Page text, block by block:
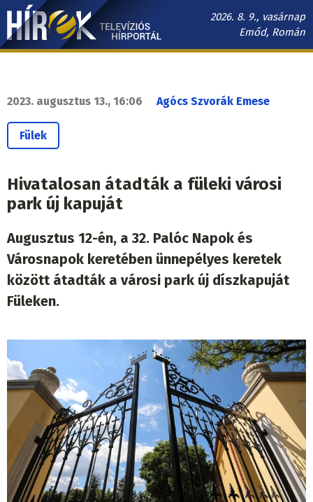
Ugrás
tartalomra
2026. 8. 9., vasárnap
Emőd, Román
Hírek.sk
2023. augusztus 13., 16:06 Agócs Szvorák Emese
Fülek
Hivatalosan átadták a füleki városi
park új kapuját
Augusztus 12-én, a 32. Palóc Napok és
Városnapok keretében ünnepélyes keretek
között átadták a városi park új díszkapuját
Füleken.